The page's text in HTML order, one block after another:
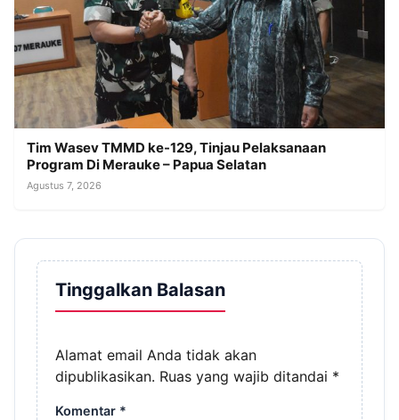
Tim Wasev TMMD ke-129, Tinjau Pelaksanaan
Program Di Merauke – Papua Selatan
Agustus 7, 2026
Tinggalkan Balasan
Alamat email Anda tidak akan
dipublikasikan. Ruas yang wajib ditandai *
Komentar *